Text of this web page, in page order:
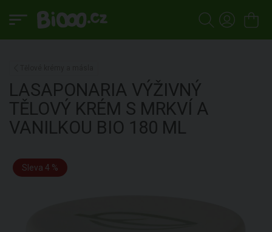
LASAPONARIA VÝŽIVNÝ
TĚLOVÝ KRÉM S MRKVÍ A
VANILKOU BIO 180 ML
Sleva 4 %